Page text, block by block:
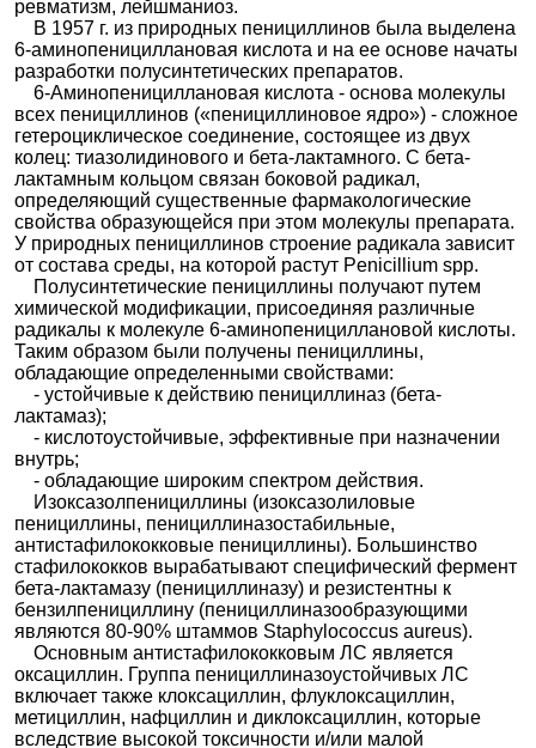
ревматизм, лейшманиоз.
В 1957 г. из природных пенициллинов была выделена
6-аминопенициллановая кислота и на ее основе начаты
разработки полусинтетических препаратов.
6-Аминопенициллановая кислота - основа молекулы
всех пенициллинов («пенициллиновое ядро») - сложное
гетероциклическое соединение, состоящее из двух
колец: тиазолидинового и бета-лактамного. С бета-
лактамным кольцом связан боковой радикал,
определяющий существенные фармакологические
свойства образующейся при этом молекулы препарата.
У природных пенициллинов строение радикала зависит
от состава среды, на которой растут Penicillium spp.
Полусинтетические пенициллины получают путем
химической модификации, присоединяя различные
радикалы к молекуле 6-аминопенициллановой кислоты.
Таким образом были получены пенициллины,
обладающие определенными свойствами:
- устойчивые к действию пенициллиназ (бета-
лактамаз);
- кислотоустойчивые, эффективные при назначении
внутрь;
- обладающие широким спектром действия.
Изоксазолпенициллины (изоксазолиловые
пенициллины, пенициллиназостабильные,
антистафилококковые пенициллины). Большинство
стафилококков вырабатывают специфический фермент
бета-лактамазу (пенициллиназу) и резистентны к
бензилпенициллину (пенициллиназообразующими
являются 80-90% штаммов Staphylococcus aureus).
Основным антистафилококковым ЛС является
оксациллин. Группа пенициллиназоустойчивых ЛС
включает также клоксациллин, флуклоксациллин,
метициллин, нафциллин и диклоксациллин, которые
вследствие высокой токсичности и/или малой